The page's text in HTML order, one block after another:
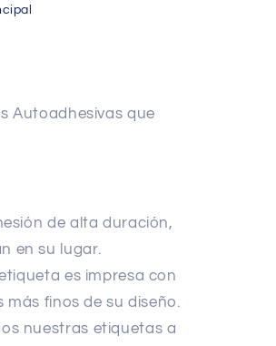
Autoadhesivas que
de alta duración,
en su lugar.
es impresa con
finos de su diseño.
nuestras etiquetas a